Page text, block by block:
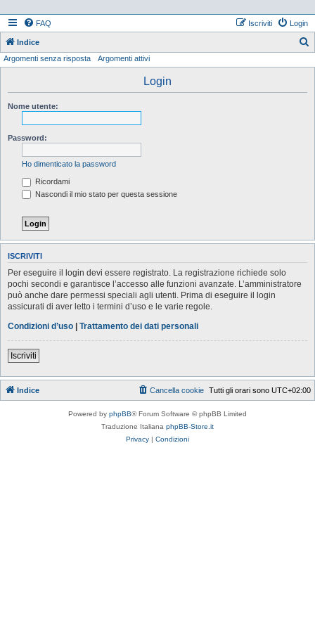
FAQ Login
Iscriviti
Indice
Argomenti senza risposta Argomenti attivi
Login
Nome utente:
Password:
Ho dimenticato la password
Ricordami
Nascondi il mio stato per questa sessione
ISCRIVITI
Per eseguire il login devi essere registrato. La registrazione richiede solo
pochi secondi e garantisce l’accesso alle funzioni avanzate. L’amministratore
può anche dare permessi speciali agli utenti. Prima di eseguire il login
assicurati di aver letto i termini d’uso e le varie regole.
Condizioni d’uso | Trattamento dei dati personali
Iscriviti
Indice Tutti gli orari sono UTC+02:00
Cancella cookie
Powered by phpBB® Forum Software © phpBB Limited
Traduzione Italiana phpBB-Store.it
Privacy | Condizioni